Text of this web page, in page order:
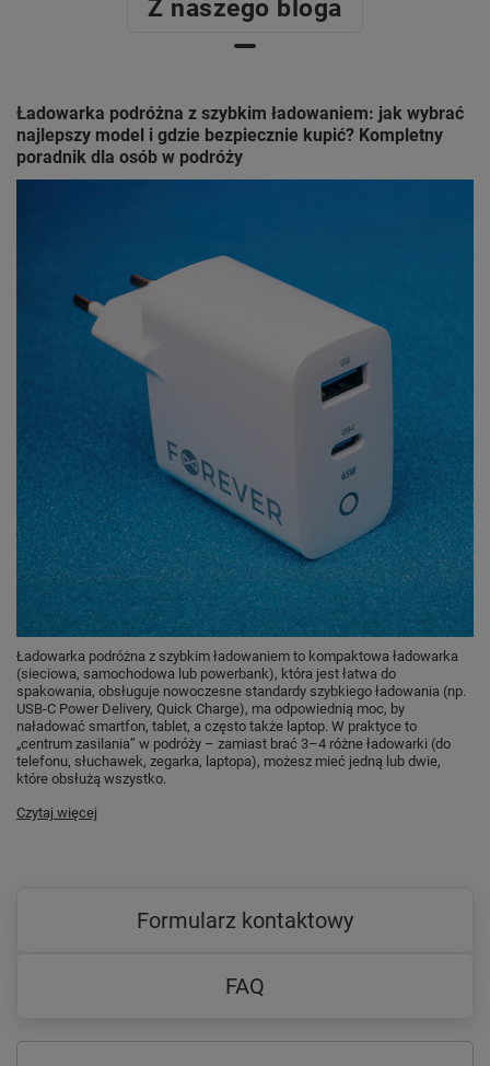
Z naszego bloga
Ładowarka podróżna z szybkim ładowaniem: jak wybrać
najlepszy model i gdzie bezpiecznie kupić? Kompletny
poradnik dla osób w podróży
Ładowarka podróżna z szybkim ładowaniem to kompaktowa ładowarka
(sieciowa, samochodowa lub powerbank), która jest łatwa do
spakowania, obsługuje nowoczesne standardy szybkiego ładowania (np.
USB-C Power Delivery, Quick Charge), ma odpowiednią moc, by
naładować smartfon, tablet, a często także laptop. W praktyce to
„centrum zasilania” w podróży – zamiast brać 3–4 różne ładowarki (do
telefonu, słuchawek, zegarka, laptopa), możesz mieć jedną lub dwie,
które obsłużą wszystko.
Czytaj więcej
Formularz kontaktowy
FAQ